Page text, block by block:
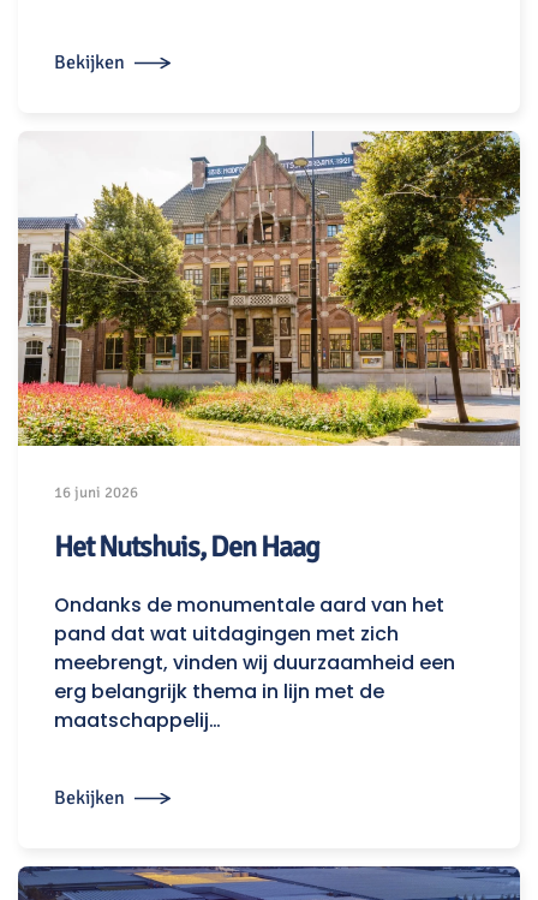
Bekijken
16 juni 2026
Het Nutshuis, Den Haag
Ondanks de monumentale aard van het
pand dat wat uitdagingen met zich
meebrengt, vinden wij duurzaamheid een
erg belangrijk thema in lijn met de
maatschappelij…
Bekijken